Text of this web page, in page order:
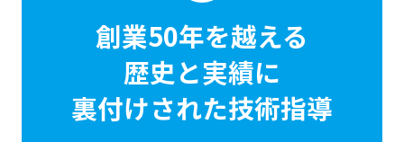
創業50年を越える
歴史と実績に
裏付けされた技術指導